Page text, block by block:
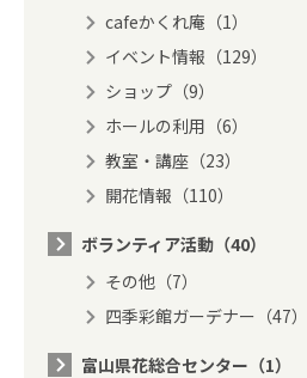
cafeかくれ庵（1）
イベント情報（129）
ショップ（9）
ホールの利用（6）
教室・講座（23）
開花情報（110）
ボランティア活動（40）
その他（7）
四季彩館ガーデナー（47）
富山県花総合センター（1）